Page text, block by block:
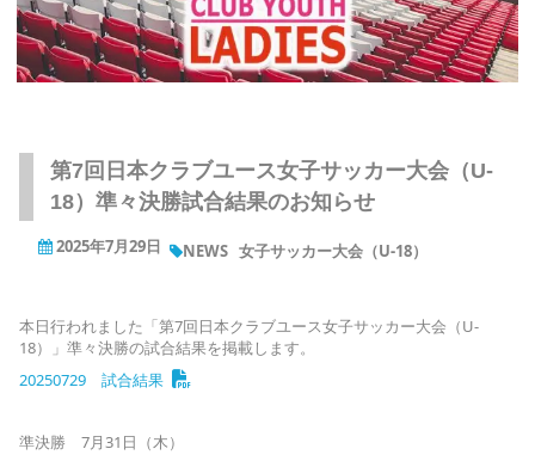
第7回日本クラブユース女子サッカー大会（U-
18）準々決勝試合結果のお知らせ
2025年7月29日 NEWS 女子サッカー大会（U-18）
本日行われました「第7回日本クラブユース女子サッカー大会（U-
18）」準々決勝の試合結果を掲載します。
20250729 試合結果
準決勝 7月31日（木）